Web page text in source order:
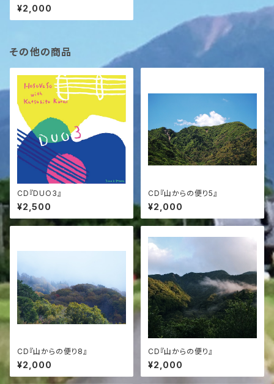
¥2,000
その他の商品
CD『DUO3』
¥2,500
CD『山からの便り5』
¥2,000
CD『山からの便り8』
¥2,000
CD『山からの便り』
¥2,000